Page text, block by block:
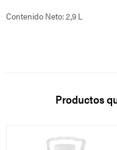
Contenido Neto: 2,9 L
Productos